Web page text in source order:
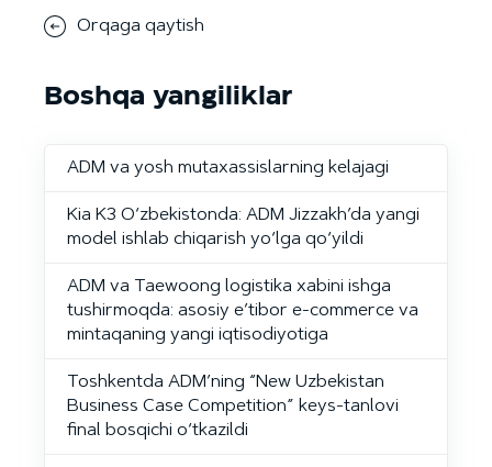
Orqaga qaytish
Boshqa yangiliklar
ADM va yosh mutaxassislarning kelajagi
Kia K3 O‘zbekistonda: ADM Jizzakh’da yangi
model ishlab chiqarish yo‘lga qo‘yildi
ADM va Taewoong logistika xabini ishga
tushirmoqda: asosiy e’tibor e-commerce va
mintaqaning yangi iqtisodiyotiga
Toshkentda ADM’ning “New Uzbekistan
Business Case Competition” keys-tanlovi
final bosqichi o‘tkazildi